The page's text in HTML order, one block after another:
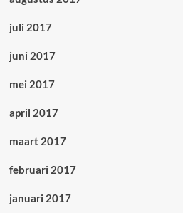
juli 2017
juni 2017
mei 2017
april 2017
maart 2017
februari 2017
januari 2017